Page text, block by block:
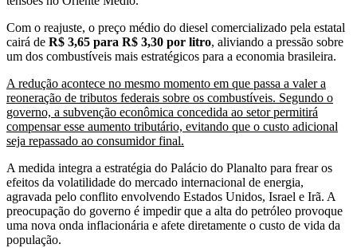
Com o reajuste, o preço médio do diesel comercializado pela estatal
cairá de R$ 3,65 para R$ 3,30 por litro, aliviando a pressão sobre
um dos combustíveis mais estratégicos para a economia brasileira.
A redução acontece no mesmo momento em que passa a valer a
reoneração de tributos federais sobre os combustíveis. Segundo o
governo, a subvenção econômica concedida ao setor permitirá
compensar esse aumento tributário, evitando que o custo adicional
seja repassado ao consumidor final.
A medida integra a estratégia do Palácio do Planalto para frear os
efeitos da volatilidade do mercado internacional de energia,
agravada pelo conflito envolvendo Estados Unidos, Israel e Irã. A
preocupação do governo é impedir que a alta do petróleo provoque
uma nova onda inflacionária e afete diretamente o custo de vida da
população.